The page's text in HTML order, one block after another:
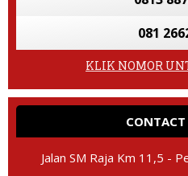
081
KLIK NOMOR
CONTACT
Jalan SM Raja Km 11,5 -